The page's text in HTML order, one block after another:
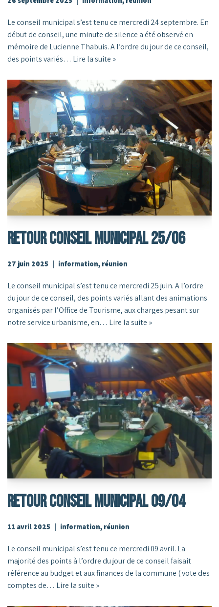
Le conseil municipal s’est tenu ce mercredi 24 septembre. En
début de conseil, une minute de silence a été observé en
mémoire de Lucienne Thabuis. A l’ordre du jour de ce conseil,
des points variés… Lire la suite »
RETOUR CONSEIL MUNICIPAL 25/06
27 juin 2025 information, réunion
Le conseil municipal s’est tenu ce mercredi 25 juin. A l’ordre
du jour de ce conseil, des points variés allant des animations
organisés par l’Office de Tourisme, aux charges pesant sur
notre service urbanisme, en… Lire la suite »
RETOUR CONSEIL MUNICIPAL 09/04
11 avril 2025 information, réunion
Le conseil municipal s’est tenu ce mercredi 09 avril. La
majorité des points à l’ordre du jour de ce conseil faisait
référence au budget et aux finances de la commune ( vote des
comptes de… Lire la suite »